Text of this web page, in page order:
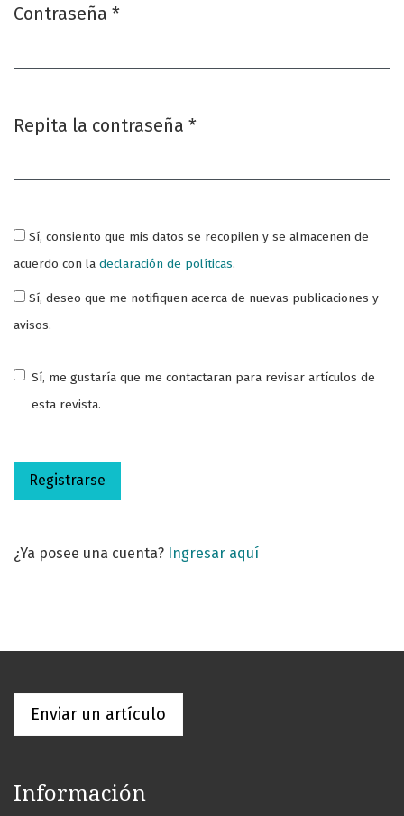
Contraseña *
Repita la contraseña *
acuerdo con la declaración de políticas.
avisos.
Sí, me gustaría que me contactaran para revisar artículos de
esta revista.
Registrarse
¿Ya posee una cuenta? Ingresar aquí
Enviar un artículo
Información